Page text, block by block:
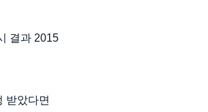
결과 2015
받았다면